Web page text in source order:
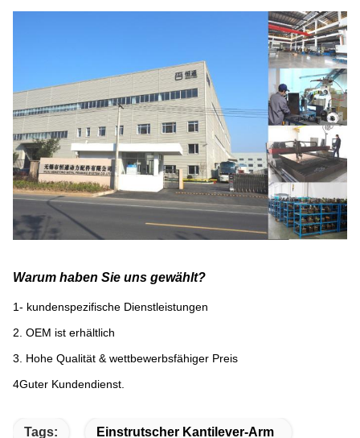
Warum haben Sie uns gewählt?
1- kundenspezifische Dienstleistungen
2. OEM ist erhältlich
3. Hohe Qualität & wettbewerbsfähiger Preis
4Guter Kundendienst.
Tags: Einstrutscher Kantilever-Arm